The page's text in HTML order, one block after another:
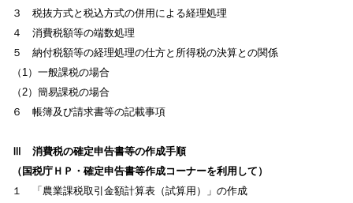
３ 税抜方式と税込方式の併用による経理処理
４ 消費税額等の端数処理
５ 納付税額等の経理処理の仕方と所得税の決算との関係
（1）一般課税の場合
（2）簡易課税の場合
６ 帳簿及び請求書等の記載事項
Ⅲ 消費税の確定申告書等の作成手順
（国税庁ＨＰ・確定申告書等作成コーナーを利用して）
１ 「農業課税取引金額計算表（試算用）」の作成